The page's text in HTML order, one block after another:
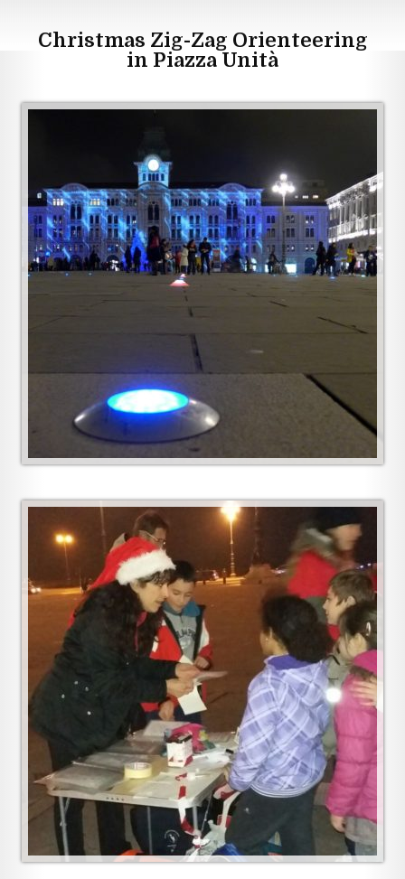
Christmas Zig-Zag Orienteering
in Piazza Unità